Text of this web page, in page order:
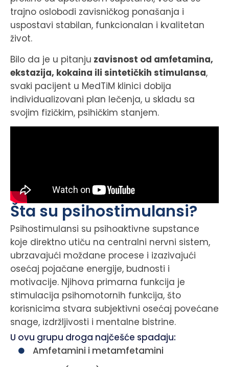
trajno oslobodi zavisničkog ponašanja i
uspostavi stabilan, funkcionalan i kvalitetan
život.
Bilo da je u pitanju zavisnost od amfetamina,
ekstazija, kokaina ili sintetičkih stimulansa,
svaki pacijent u MedTiM klinici dobija
individualizovani plan lečenja, u skladu sa
svojim fizičkim, psihičkim stanjem.
Šta su psihostimulansi?
Psihostimulansi su psihoaktivne supstance
koje direktno utiču na centralni nervni sistem,
ubrzavajući moždane procese i izazivajući
osećaj pojačane energije, budnosti i
motivacije. Njihova primarna funkcija je
stimulacija psihomotornih funkcija, što
korisnicima stvara subjektivni osećaj povećane
snage, izdržljivosti i mentalne bistrine.
U ovu grupu droga najčešće spadaju:
Amfetamini i metamfetamini